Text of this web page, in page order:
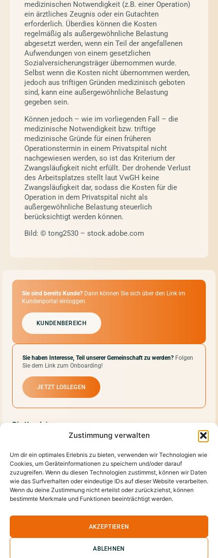
Zustimmung verwalten
Um dir ein optimales Erlebnis zu bieten, verwenden wir Technologien wie
Cookies, um Geräteinformationen zu speichern und/oder darauf
zuzugreifen. Wenn du diesen Technologien zustimmst, können wir Daten
wie das Surfverhalten oder eindeutige IDs auf dieser Website verarbeiten.
Wenn du deine Zustimmung nicht erteilst oder zurückziehst, können
bestimmte Merkmale und Funktionen beeinträchtigt werden.
AKZEPTIEREN
ABLEHNEN
medizinischen Notwendigkeit (z.B. einer Operation)
ein ärztliches Zeugnis oder ein Gutachten
erforderlich. Überdies können die Kosten
regelmäßig als außergewöhnliche Belastung
abgesetzt werden, wenn ein Teil der angefallenen
Aufwendungen von einem gesetzlichen
Sozialversicherungsträger übernommen wurde.
Selbst wenn die Kosten nicht übernommen werden,
jedoch aus triftigen Gründen medizinisch geboten
sind, kann eine außergewöhnliche Belastung
gegeben sein.
Können jedoch – wie im vorliegenden Fall – die
medizinische Notwendigkeit bzw. triftige
medizinische Gründe für einen früheren
Operationstermin in einem Privatspital nicht
nachgewiesen werden, so ist das Kriterium der
Zwangsläufigkeit nicht erfüllt. Der drohende Verlust
des Arbeitsplatzes stellt laut VwGH keine
Zwangsläufigkeit dar, sodass die Kosten für die
Operation in dem Privatspital nicht als
außergewöhnliche Belastung steuerlich
berücksichtigt werden können.
Bild: © tong2530 – stock.adobe.com
Die Kanzlei
Team
Kontakt
Jobs
Digitalisierung & Beratung
Digitalisierung & KI
Sie sind bereits Kunde? Dann können Sie sich über den Link im
Kundenportal einloggen.
KUNDENBEREICH
Sie haben Interesse, Teil unserer Gemeinschaft zu werden? Folgen
Sie dem Link zum Onboarding!
JETZT LOSLEGEN